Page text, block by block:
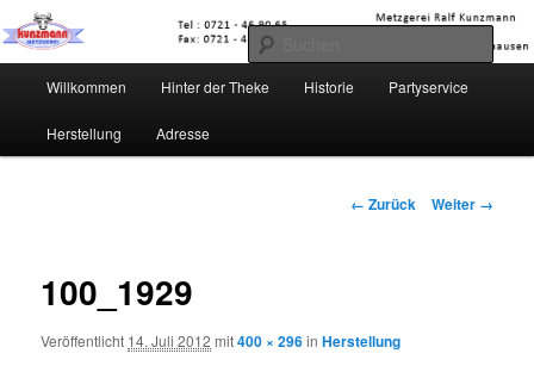
Inhalt
wechseln
Metzgerei Kunzmann
Karlsruher Str. 70 * Pfinztal-Berghausen * Deutschland /Germany
Willkommen Hinter der Theke Historie Partyservice
Herstellung Adresse
Bilder-
← Zurück Weiter →
100_1929
Veröffentlicht 14. Juli 2012 mit400 × 296inHerstellung